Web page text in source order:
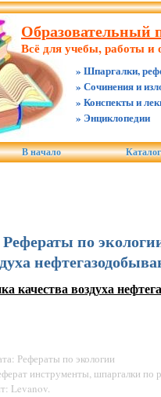
Образовательный
Всё для учебы, работы и
» Шпаргалки,
» Сочинения и
» Конспекты и
» Энциклопедии
В начало Каталог
по
качества воздуха
Рефераты по экологии
инструменты, шпаргалки по
Levanov.